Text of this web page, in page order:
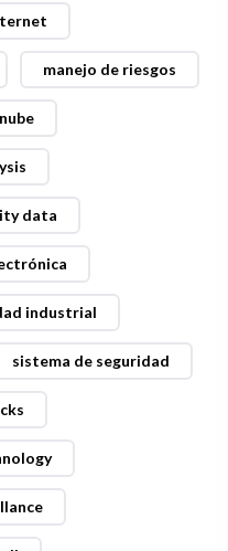
manejo de riesgos
nube
data
industrial
sistema de seguridad